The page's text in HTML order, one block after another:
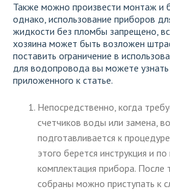
Также можно произвести монтаж и
однако, использование приборов
жидкости без пломбы запрещено,
хозяина может быть возложен
поставить ограничение в
для водопровода вы можете
приложенного к статье.
Непосредственно, когда
счетчиков воды или замена,
подготавливается к
этого берется инструкция и
комплектация прибора. После
собраны можно приступать к